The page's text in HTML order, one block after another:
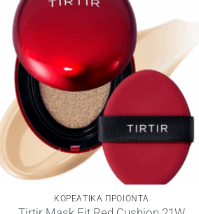
ΚΟΡΕΑΤΙΚΑ ΠΡΟΙΟΝΤΑ